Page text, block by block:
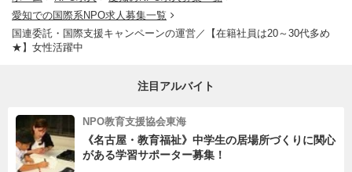
愛知での国際系NPO求人募集一覧
国連委託・国際支援キャンペーンの運営／【在籍社員は20～30代多め
★】女性活躍中
注目アルバイト
NPO教育支援協会東海
《名古屋・教育福祉》中学生の居場所づくりに関心
がある学習サポーター募集！